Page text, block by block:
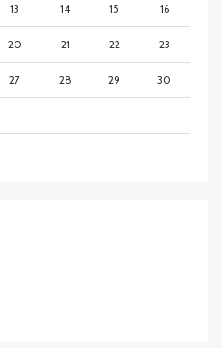
13 14 15 16
20 21 22 23
27 28 29 30